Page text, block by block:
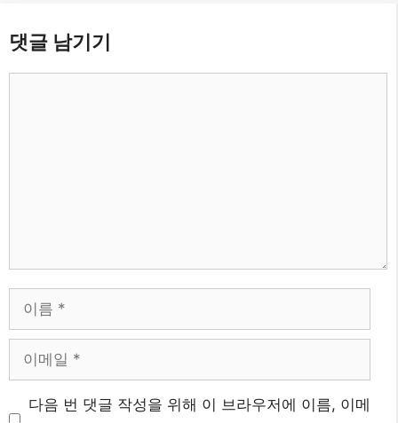
댓글 남기기
름
메
일 다음 번 댓글 작성을 위해 이 브라우저에 이름, 이메